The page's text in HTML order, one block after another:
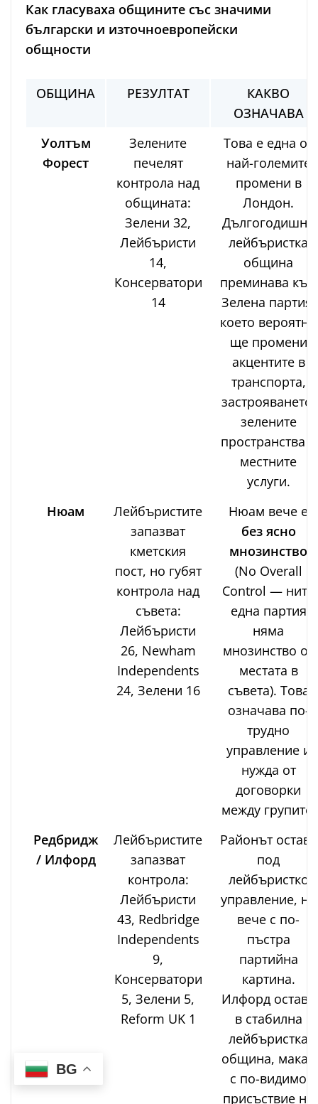
Как гласуваха общините със значими
български и източноевропейски
общности
ОБЩИНА РЕЗУЛТАТ
КАКВО
ОЗНАЧАВА
Уолтъм
Форест
Зелените
печелят
контрола над
общината:
Зелени 32,
Лейбъристи
14,
Консерватори
14
Това е една от
най-големите
промени в
Лондон.
Дългогодишна
лейбъристка
община
преминава към
Зелена партия,
което вероятно
ще промени
акцентите в
транспорта,
застрояването,
зелените
пространства и
местните
услуги.
Нюам
Лейбъристите
запазват
кметския
пост, но губят
контрола над
съвета:
Лейбъристи
26, Newham
Independents
24, Зелени 16
Нюам вече е
без ясно
мнозинство
(No Overall
Control — нито
една партия
няма
мнозинство от
местата в
съвета). Това
означава по-
трудно
управление и
нужда от
договорки
между групите.
Редбридж
/ Илфорд
Лейбъристите
запазват
контрола:
Лейбъристи
43, Redbridge
Independents
9,
Консерватори
5, Зелени 5,
Reform UK 1
Районът остава
под
лейбъристко
управление, но
вече с по-
пъстра
партийна
картина.
Илфорд остава
в стабилна
лейбъристка
община, макар
с по-видимо
присъствие на
BG